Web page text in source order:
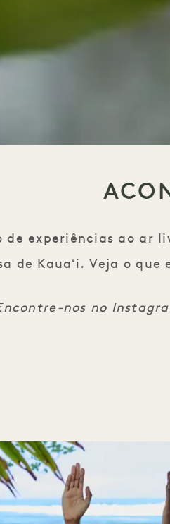
de experiências ao ar
de Kauaʻi. Veja o
nos no